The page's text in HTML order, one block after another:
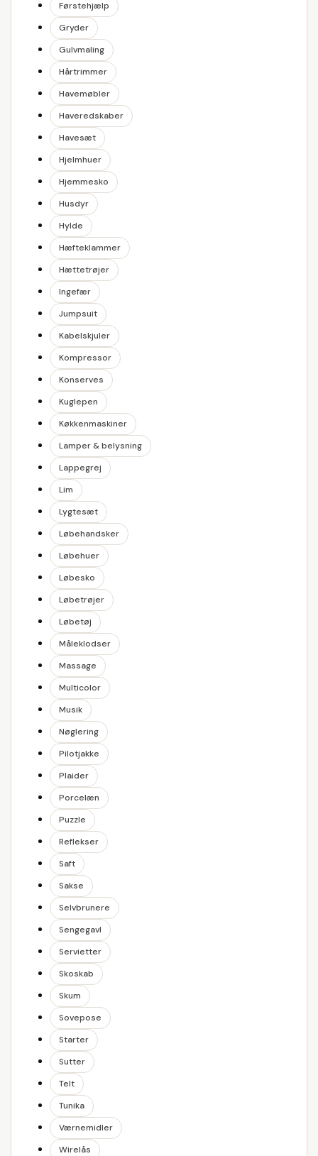
Førstehjælp
Gryder
Gulvmaling
Hårtrimmer
Havemøbler
Haveredskaber
Havesæt
Hjelmhuer
Hjemmesko
Husdyr
Hylde
Hæfteklammer
Hættetrøjer
Ingefær
Jumpsuit
Kabelskjuler
Kompressor
Konserves
Kuglepen
Køkkenmaskiner
Lamper & belysning
Lappegrej
Lim
Lygtesæt
Løbehandsker
Løbehuer
Løbesko
Løbetrøjer
Løbetøj
Måleklodser
Massage
Multicolor
Musik
Nøglering
Pilotjakke
Plaider
Porcelæn
Puzzle
Reflekser
Saft
Sakse
Selvbrunere
Sengegavl
Servietter
Skoskab
Skum
Sovepose
Starter
Sutter
Telt
Tunika
Værnemidler
Wirelås